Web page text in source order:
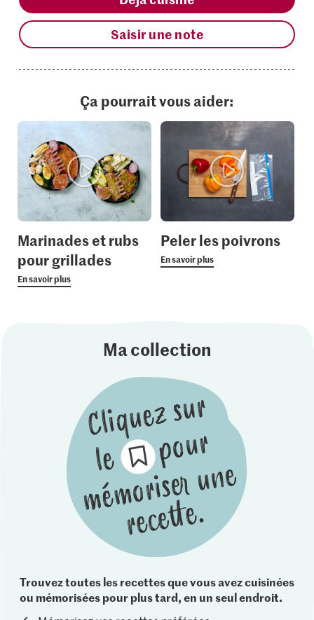
Saisir une note
Ça pourrait vous aider:
Marinades et rubs
pour grillades
En savoir plus
Peler les poivrons
En savoir plus
Ma collection
Trouvez toutes les recettes que vous avez cuisinées
ou mémorisées pour plus tard, en un seul endroit.